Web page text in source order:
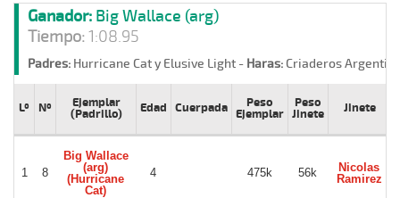
Ganador: Big Wallace (arg)
Tiempo:1:08.95
Padres: Hurricane Cat y Elusive Light - Haras:Criaderos
Lº Nº
Ejemplar
(Padrillo)
Edad Cuerpada
Peso
Ejemplar
Peso
Jinete
Jinete
1 8
Big Wallace
(arg)
(Hurricane
Cat)
4 475k 56k
Nicolas
Ramirez